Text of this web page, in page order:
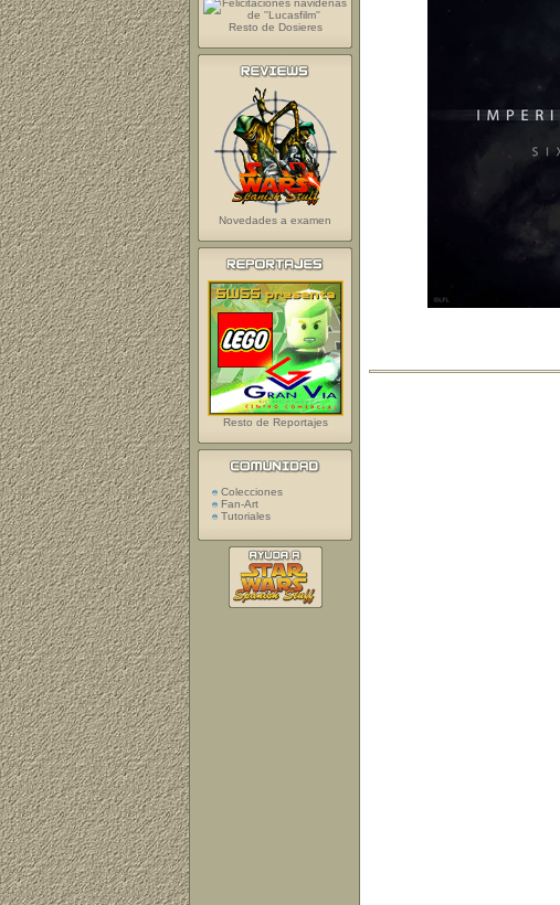
Resto de Dosieres
Novedades a examen
Resto de Reportajes
Colecciones
Fan-Art
Tutoriales